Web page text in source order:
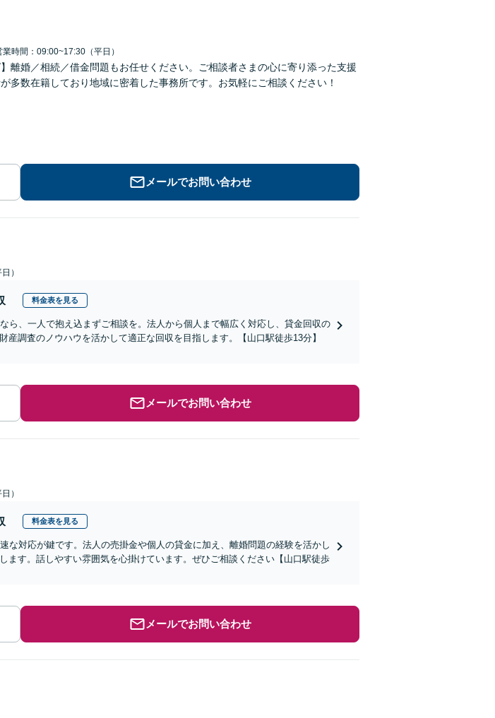
業時間：09:00~17:30（平日）
離婚／相続／借金問題もお任せください。ご相談者さまの心に寄り添った支援
多数在籍しており地域に密着した事務所です。お気軽にご相談ください！
メールでお問い合わせ
）
料金表を見る
ら、一人で抱え込まずご相談を。法人から個人まで幅広く対応し、貸金回収の
産調査のノウハウを活かして適正な回収を目指します。【山口駅徒歩13分】
メールでお問い合わせ
）
料金表を見る
な対応が鍵です。法人の売掛金や個人の貸金に加え、離婚問題の経験を活かし
ます。話しやすい雰囲気を心掛けています。ぜひご相談ください【山口駅徒歩
メールでお問い合わせ